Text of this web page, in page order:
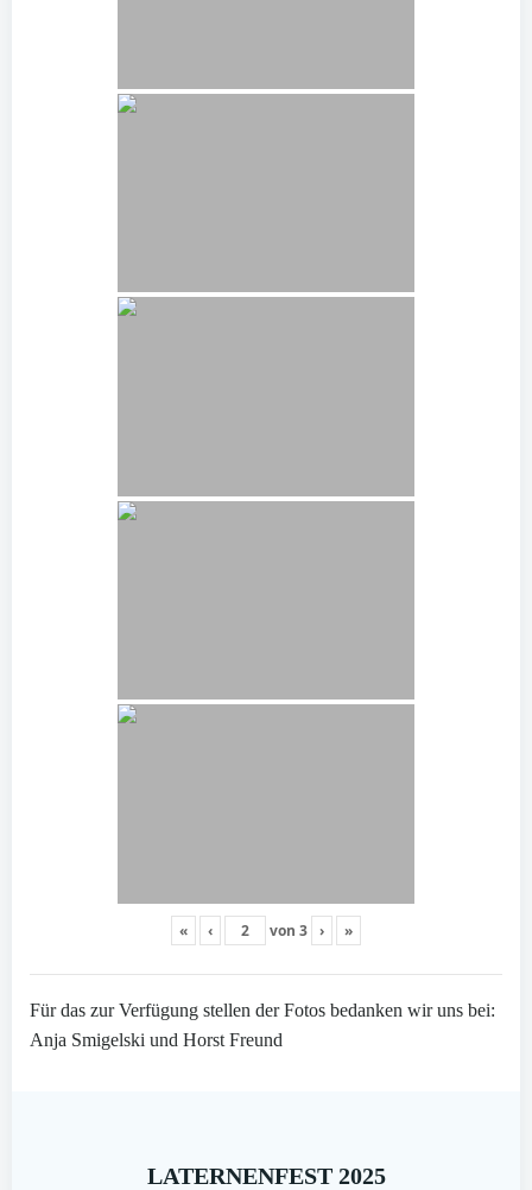
« ‹ von 3 › »
Für das zur Verfügung stellen der Fotos bedanken wir uns bei:
Anja Smigelski und Horst Freund
LATERNENFEST 2025